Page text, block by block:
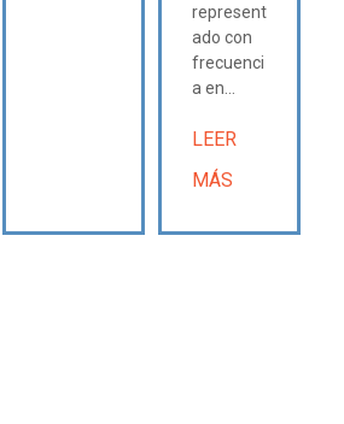
represent
ado con
frecuenci
a en...
LEER
MÁS